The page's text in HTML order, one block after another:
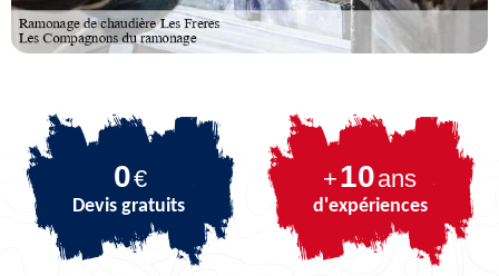
0€
Devis gratuits
+10ans
d'expériences